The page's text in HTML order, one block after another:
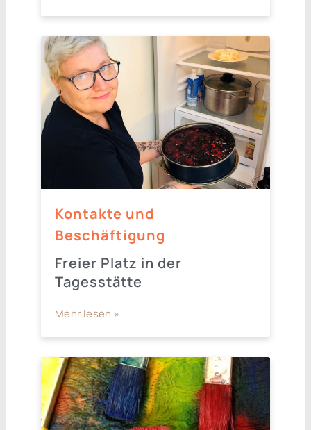
Kontakte und
Beschäftigung
Freier Platz in der
Tagesstätte
Mehr lesen »